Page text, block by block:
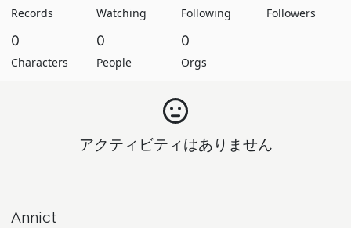
Records Watching Following Followers
0
Characters
0
People
0
Orgs
アクティビティはありません
Annict